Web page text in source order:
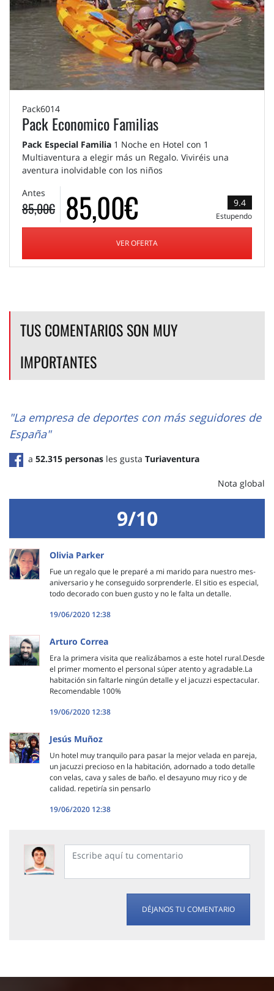
Pack6014
Pack Economico Familias
Pack Especial Familia 1 Noche en Hotel con 1
Multiaventura a elegir más un Regalo. Viviréis una
aventura inolvidable con los niños
Antes
85,00€ 85,00€ 9.4
Estupendo
VER OFERTA
TUS COMENTARIOS SON MUY
IMPORTANTES
"La empresa de deportes con más seguidores de
España"
a 52.315 personas les gusta Turiaventura
Nota global
9/10
Olivia Parker
Fue un regalo que le preparé a mi marido para nuestro mes-
aniversario y he conseguido sorprenderle. El sitio es especial,
todo decorado con buen gusto y no le falta un detalle.
19/06/2020 12:38
Arturo Correa
Era la primera visita que realizábamos a este hotel rural.Desde
el primer momento el personal súper atento y agradable.La
habitación sin faltarle ningún detalle y el jacuzzi espectacular.
Recomendable 100%
19/06/2020 12:38
Jesús Muñoz
Un hotel muy tranquilo para pasar la mejor velada en pareja,
un jacuzzi precioso en la habitación, adornado a todo detalle
con velas, cava y sales de baño. el desayuno muy rico y de
calidad. repetiría sin pensarlo
19/06/2020 12:38
DÉJANOS TU COMENTARIO